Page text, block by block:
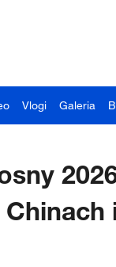
Vlogi Galeria